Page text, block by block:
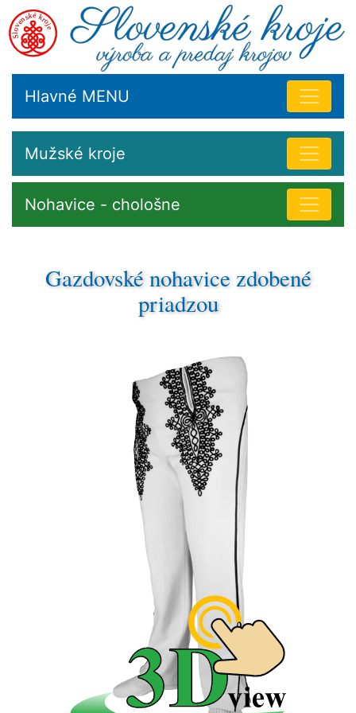
Hlavné MENU
Mužské kroje
Nohavice - chološne
Gazdovské nohavice zdobené
priadzou
priadzou sú typické pre región dolného Považia.
Najvyšší výskyt je v okolí Trenčína. Vzorka je čiernej
farby s rôznymi regionálnymi ľudovými motívmi. V
obci Kubrá a Dubodiel majú krojové nohavice ostrejšie
tvary ľudovej vzorky. Podobné zdobenie nájdeme aj na
nohaviciech k mužskému kroju v Šariši a Spiši. Tam je
ľudový motív jednoduchší a s menším rozmerom.
Mužský kroj dolného Považia.
Tento kroj patrí do regiónu Trenčianskej župy, ktorá
zaberá ľudový odev od Kysúc až po Trnavu. Zdobenie
na nohaviciach je veľmi rôznorodé, preto nie je možné
hovoriť o typickom kroji Trenčianskej župy. Nájdeme
tu Slovenské kroje a nohavice ušité zo súkna, ale aj z
konopného plátna a letné ľanové nohavice. Slovenské
krojové nohavice zdobia výšivky vlnenou priadzou a
občas aj našívaným farebným filcom.
História Trenčianskeho kroja.
Ako všetky mužské kroje, aj ten Trenčiansky vychádza
zo základnej podstaty historického vojenského
oblečenia. Muži prichádzali domov z ťažení v
pôvodnom odeve. Domácemu obyvateľstvu sa páčil
strih aj zdobenie nohavíc, vesty a kabáta. Začali ich
kopírovať a jednotlivé zdobiace prvky vkladať do